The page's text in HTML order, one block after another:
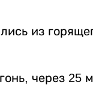
из
через 25